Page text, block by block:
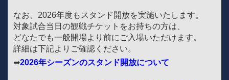
なお、2026年度もスタンド開放を実施いたします。
対象試合当日の観戦チケットをお持ちの方は、
どなたでも一般開場より前にご入場いただけます。
詳細は下記よりご確認ください。
➡2026年シーズンのスタンド開放について